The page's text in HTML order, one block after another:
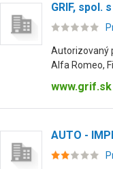
GRIF, spol.
Autorizovaný
Alfa Romeo,
www.grif.sk
AUTO -